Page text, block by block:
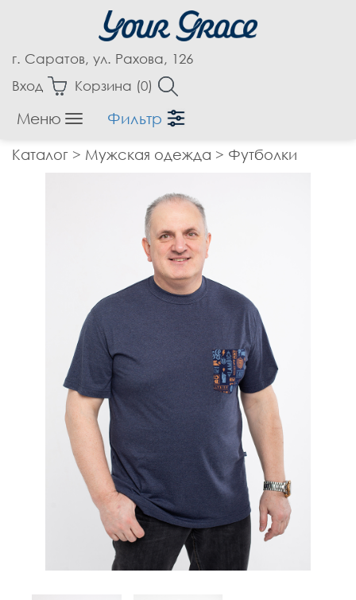
г. Саратов, ул. Рахова, 126
Вход
Корзина (0)
Меню
Фильтр
Аксессуары
Верхняя одежда
Жакеты, Жилеты
Кардиганы
Комплекты
Легинсы
Лосины
Пиджаки
Платья, Сарафаны
Пуловеры, Водолазки
Спортивная одежда
Толстовки
Каталог > Мужская одежда > Футболки